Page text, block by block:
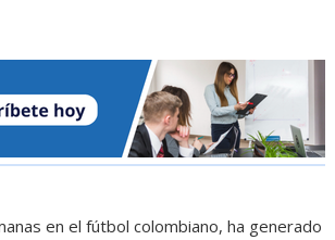
en el fútbol colombiano, ha generado